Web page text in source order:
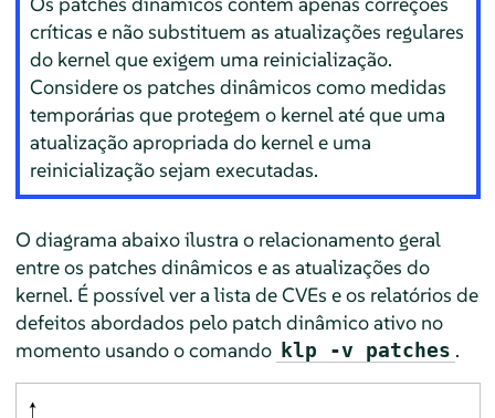
críticas e não substituem as atualizações regulares
do kernel que exigem uma reinicialização.
Considere os patches dinâmicos como medidas
temporárias que protegem o kernel até que uma
atualização apropriada do kernel e uma
reinicialização sejam executadas.
O diagrama abaixo ilustra o relacionamento geral
entre os patches dinâmicos e as atualizações do
kernel. É possível ver a lista de CVEs e os relatórios de
defeitos abordados pelo patch dinâmico ativo no
momento usando o comando klp -v patches .